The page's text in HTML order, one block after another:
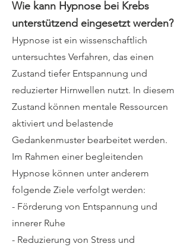
Wie kann Hypnose bei Krebs
unterstützend eingesetzt werden?
Hypnose ist ein wissenschaftlich
untersuchtes Verfahren, das einen
Zustand tiefer Entspannung und
reduzierter Hirnwellen nutzt. In diesem
Zustand können mentale Ressourcen
aktiviert und belastende
Gedankenmuster bearbeitet werden.
Im Rahmen einer begleitenden
Hypnose können unter anderem
folgende Ziele verfolgt werden:
- Förderung von Entspannung und
innerer Ruhe
- Reduzierung von Stress und